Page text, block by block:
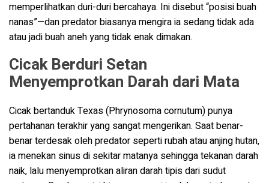
memperlihatkan duri-duri bercahaya. Ini disebut “posisi buah
nanas”—dan predator biasanya mengira ia sedang tidak ada
atau jadi buah aneh yang tidak enak dimakan.
Cicak Berduri Setan
Menyemprotkan Darah dari Mata
Cicak bertanduk Texas (Phrynosoma cornutum) punya
pertahanan terakhir yang sangat mengerikan. Saat benar-
benar terdesak oleh predator seperti rubah atau anjing hutan,
ia menekan sinus di sekitar matanya sehingga tekanan darah
naik, lalu menyemprotkan aliran darah tipis dari sudut